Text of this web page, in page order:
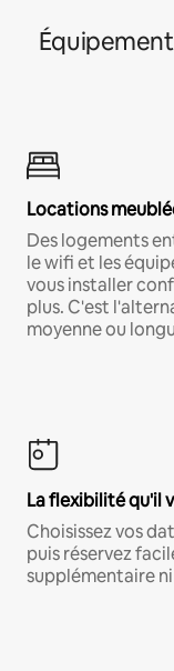
Locations
Des logements
le wifi et les
vous installer
plus. C'est
moyenne ou
La flexibilité qu'il
Choisissez vos
puis réservez
supplémentaire